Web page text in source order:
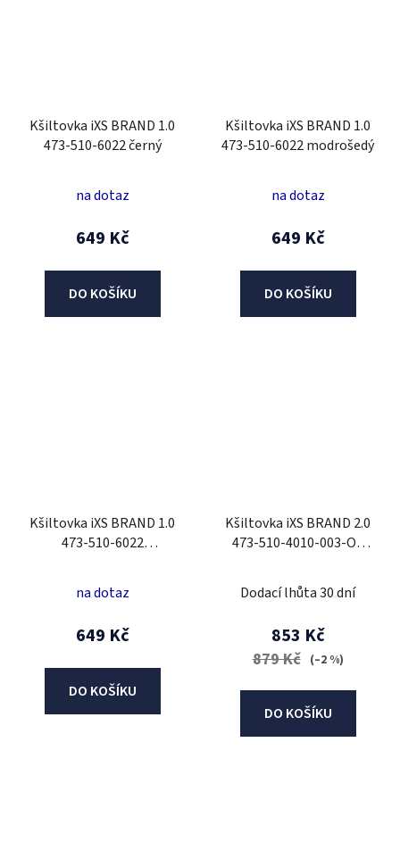
Kšiltovka iXS BRAND 1.0
473-510-6022 černý
na dotaz
649 Kč
DO KOŠÍKU
Kšiltovka iXS BRAND 1.0
473-510-6022 modrošedý
na dotaz
649 Kč
DO KOŠÍKU
Kšiltovka iXS BRAND 1.0
473-510-6022
na dotaz
649 Kč
DO KOŠÍKU
Kšiltovka iXS BRAND 2.0
473-510-4010-003-OS
Dodací lhůta 30 dní
853 Kč
879 Kč (–2 %)
DO KOŠÍKU